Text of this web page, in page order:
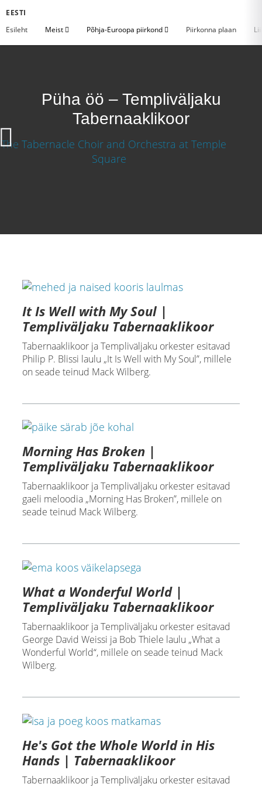
EESTI
Esileht
Meist Põhja-Euroopa piirkond Piirkonna plaan
Püha öö – Templiväljaku
Tabernaaklikoor
It Is Well with My Soul |
Templiväljaku Tabernaaklikoor
Tabernaaklikoor ja Templiväljaku orkester esitavad
Philip P. Blissi laulu „It Is Well with My Soul”, millele
on seade teinud Mack Wilberg.
Morning Has Broken |
Templiväljaku Tabernaaklikoor
Tabernaaklikoor ja Templiväljaku orkester esitavad
gaeli meloodia „Morning Has Broken”, millele on
seade teinud Mack Wilberg.
What a Wonderful World |
Templiväljaku Tabernaaklikoor
Tabernaaklikoor ja Templiväljaku orkester esitavad
George David Weissi ja Bob Thiele laulu „What a
Wonderful World“, millele on seade teinud Mack
Wilberg.
He's Got the Whole World in His
Hands | Tabernaaklikoor
Tabernaaklikoor ja Templiväljaku orkester esitavad